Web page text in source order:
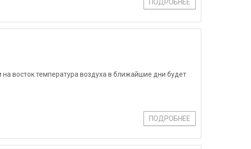
ПОДРОБНЕЕ
восток температура воздуха в ближайшие дни будет
ПОДРОБНЕЕ